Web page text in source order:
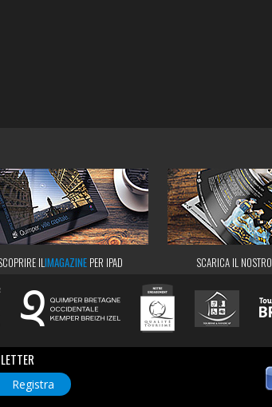
ILIMAGAZINE PER IPAD SCARICA IL NOSTRO